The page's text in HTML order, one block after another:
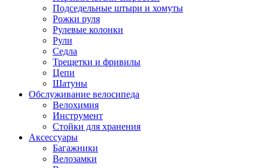
Подседельные штыри и хомуты
Рожки руля
Рулевые колонки
Рули
Седла
Трещетки и фривилы
Цепи
Шатуны
Обслуживание велосипеда
Велохимия
Инструмент
Стойки для хранения
Аксессуары
Багажники
Велозамки